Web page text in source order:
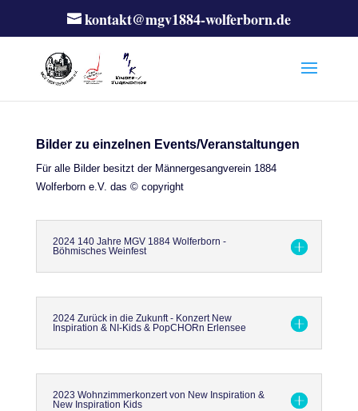
kontakt@mgv1884-wolferborn.de
Bilder zu einzelnen Events/Veranstaltungen
Für alle Bilder besitzt der Männergesangverein 1884
Wolferborn e.V. das © copyright
2024 140 Jahre MGV 1884 Wolferborn -
Böhmisches Weinfest
2024 Zurück in die Zukunft - Konzert New
Inspiration & NI-Kids & PopCHORn Erlensee
2023 Wohnzimmerkonzert von New Inspiration &
New Inspiration Kids